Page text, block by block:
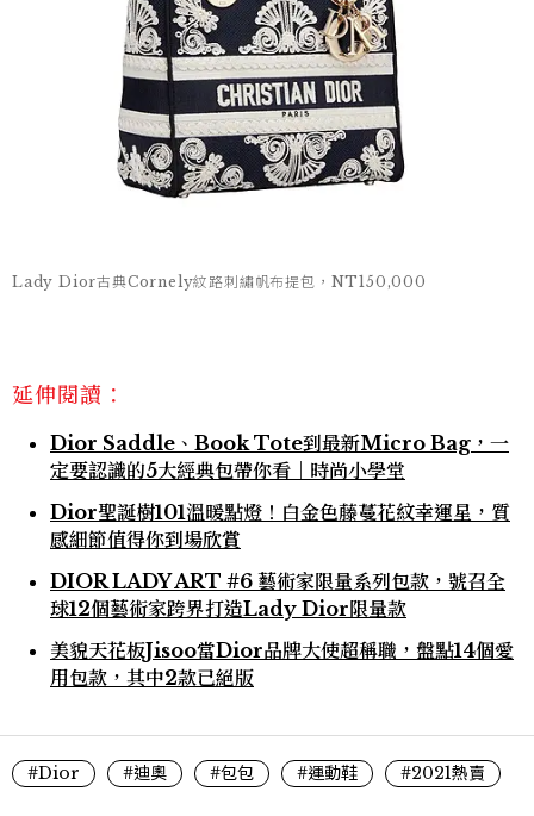
Lady Dior古典Cornely紋路刺繡帆布提包，NT150,000
延伸閱讀：
Dior Saddle、Book Tote到最新Micro Bag，一
定要認識的5大經典包帶你看｜時尚小學堂
Dior聖誕樹101溫暖點燈！白金色藤蔓花紋幸運星，質
感細節值得你到場欣賞
DIOR LADY ART #6 藝術家限量系列包款，號召全
球12個藝術家跨界打造Lady Dior限量款
美貌天花板Jisoo當Dior品牌大使超稱職，盤點14個愛
用包款，其中2款已絕版
#Dior #迪奧 #包包 #運動鞋 #2021熱賣